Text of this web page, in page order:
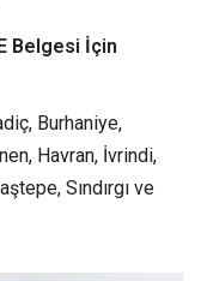
Belgesi İçin
Burhaniye,
Havran, İvrindi,
Sındırgı ve